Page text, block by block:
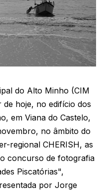
do Alto Minho (CIM
hoje, no edifício dos
em Viana do Castelo,
no âmbito do
regional CHERISH, as
concurso de fotografia
Piscatórias",
por Jorge